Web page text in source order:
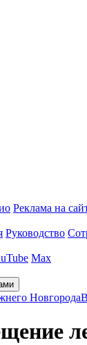
Реклама на
Руководство
Max
Новгорода